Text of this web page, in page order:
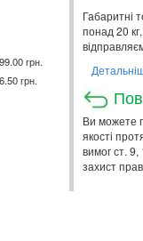
грн.
грн.
Габаритні
понад 20
Ви можете
якості
вимог ст.
захист